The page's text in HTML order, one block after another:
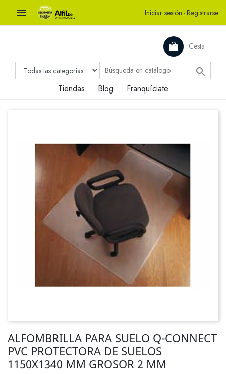
 Iniciar sesión · Registrarse
Cesta

Tiendas Blog Franquíciate
ALFOMBRILLA PARA SUELO Q-CONNECT
PVC PROTECTORA DE SUELOS
1150X1340 MM GROSOR 2 MM